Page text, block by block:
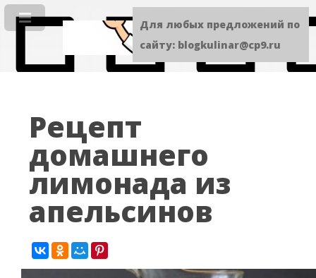
Рецепт
домашнего
лимонада из
апельсинов
Для любых предложений по
сайту: blogkulinar@cp9.ru